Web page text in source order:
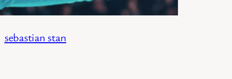
sebastian stan